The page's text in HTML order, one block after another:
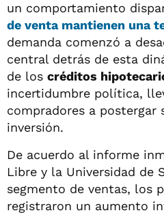
un comportamiento
de venta mantienen una
demanda comenzó a
central detrás de esta
de los créditos
incertidumbre política,
compradores a postergar
inversión.
De acuerdo al informe
Libre y la Universidad de
segmento de ventas, los
registraron un aumento